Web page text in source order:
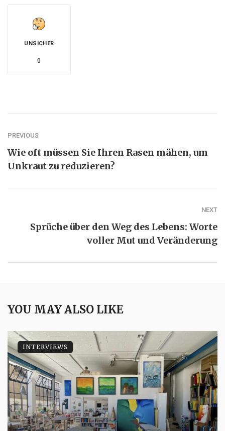
UNSICHER
0
PREVIOUS
Wie oft müssen Sie Ihren Rasen mähen, um
Unkraut zu reduzieren?
NEXT
Sprüche über den Weg des Lebens: Worte
voller Mut und Veränderung
YOU MAY ALSO LIKE
INTERVIEWS